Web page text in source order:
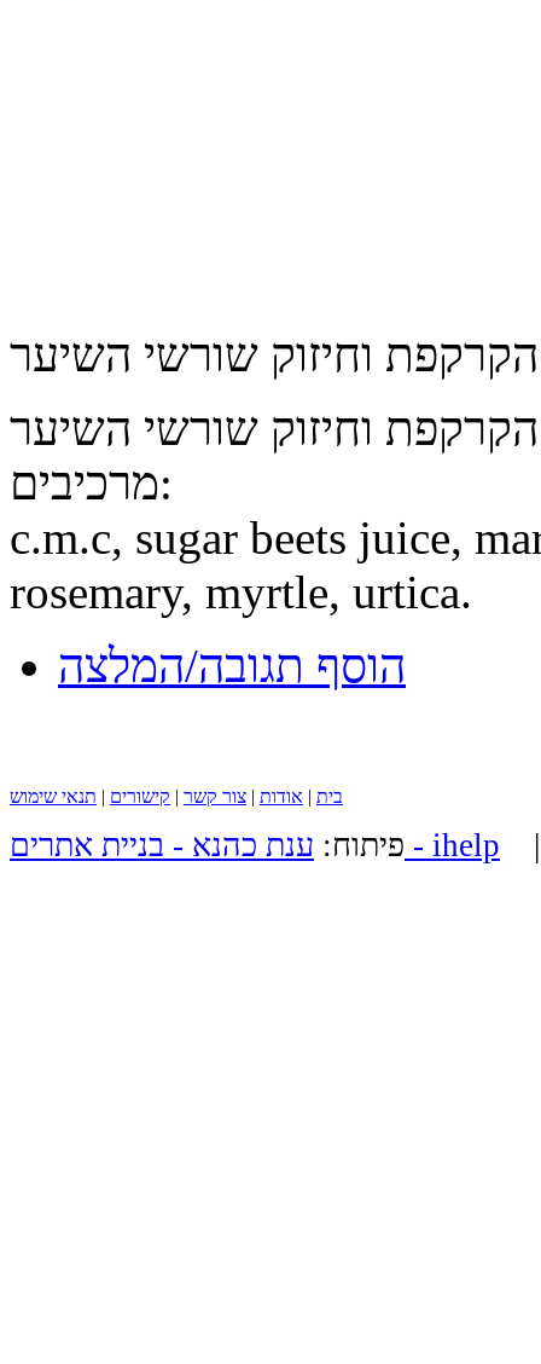
מרכיבים:
c.m.c, sugar beets juice,
rosemary, myrtle, urtica.
הוסף תגובה/המלצה
בית | אודות | צור קשר | קישורים | תנאי שימוש
פיתוח: ענת כהנא - בניית אתרים - ihelp